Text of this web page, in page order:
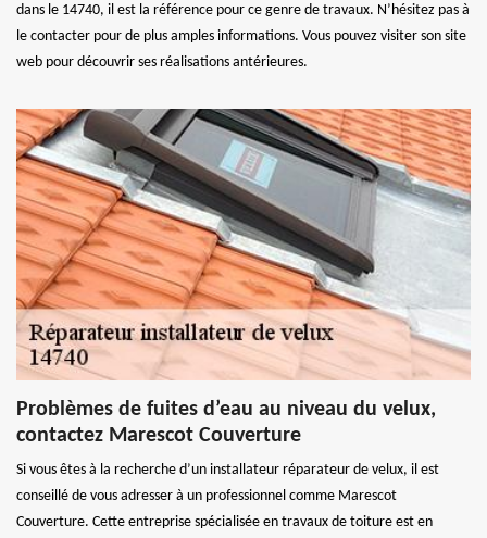
dans le 14740, il est la référence pour ce genre de travaux. N’hésitez pas à
le contacter pour de plus amples informations. Vous pouvez visiter son site
web pour découvrir ses réalisations antérieures.
Problèmes de fuites d’eau au niveau du velux,
contactez Marescot Couverture
Si vous êtes à la recherche d’un installateur réparateur de velux, il est
conseillé de vous adresser à un professionnel comme Marescot
Couverture. Cette entreprise spécialisée en travaux de toiture est en